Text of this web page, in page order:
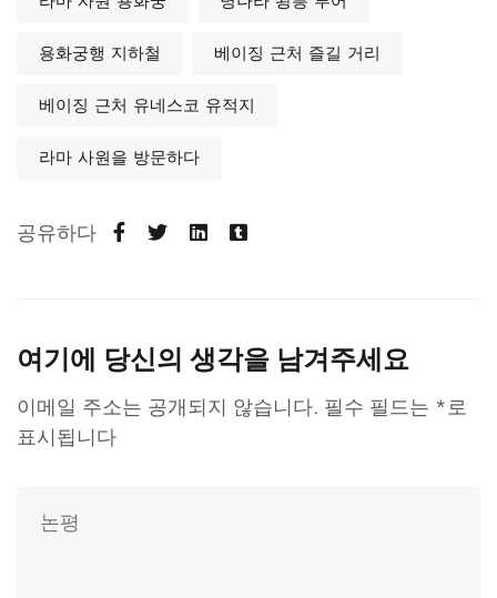
용화궁행 지하철 베이징 근처 즐길 거리
베이징 근처 유네스코 유적지
라마 사원을 방문하다
공유하다
여기에 당신의 생각을 남겨주세요
이메일 주소는 공개되지 않습니다. 필수 필드는 *로
표시됩니다